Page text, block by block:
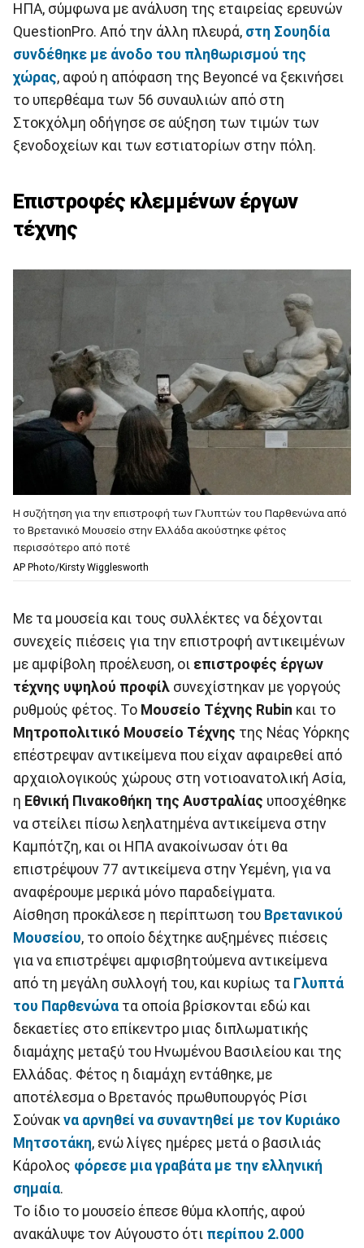
ΗΠΑ, σύμφωνα με ανάλυση της εταιρείας ερευνών
QuestionPro. Από την άλλη πλευρά, στη Σουηδία
συνδέθηκε με άνοδο του πληθωρισμού της
χώρας, αφού η απόφαση της Beyoncé να ξεκινήσει
το υπερθέαμα των 56 συναυλιών από στη
Στοκχόλμη οδήγησε σε αύξηση των τιμών των
ξενοδοχείων και των εστιατορίων στην πόλη.
Επιστροφές κλεμμένων έργων
τέχνης
Η συζήτηση για την επιστροφή των Γλυπτών του Παρθενώνα από
το Βρετανικό Μουσείο στην Ελλάδα ακούστηκε φέτος
περισσότερο από ποτέ
AP Photo/Kirsty Wigglesworth
Με τα μουσεία και τους συλλέκτες να δέχονται
συνεχείς πιέσεις για την επιστροφή αντικειμένων
με αμφίβολη προέλευση, οι επιστροφές έργων
τέχνης υψηλού προφίλ συνεχίστηκαν με γοργούς
ρυθμούς φέτος. Το Μουσείο Τέχνης Rubin και το
Μητροπολιτικό Μουσείο Τέχνης της Νέας Υόρκης
επέστρεψαν αντικείμενα που είχαν αφαιρεθεί από
αρχαιολογικούς χώρους στη νοτιοανατολική Ασία,
η Εθνική Πινακοθήκη της Αυστραλίας υποσχέθηκε
να στείλει πίσω λεηλατημένα αντικείμενα στην
Καμπότζη, και οι ΗΠΑ ανακοίνωσαν ότι θα
επιστρέψουν 77 αντικείμενα στην Υεμένη, για να
αναφέρουμε μερικά μόνο παραδείγματα.
Αίσθηση προκάλεσε η περίπτωση του Βρετανικού
Μουσείου, το οποίο δέχτηκε αυξημένες πιέσεις
για να επιστρέψει αμφισβητούμενα αντικείμενα
από τη μεγάλη συλλογή του, και κυρίως τα Γλυπτά
του Παρθενώνα τα οποία βρίσκονται εδώ και
δεκαετίες στο επίκεντρο μιας διπλωματικής
διαμάχης μεταξύ του Ηνωμένου Βασιλείου και της
Ελλάδας. Φέτος η διαμάχη εντάθηκε, με
αποτέλεσμα ο Βρετανός πρωθυπουργός Ρίσι
Σούνακ να αρνηθεί να συναντηθεί με τον Κυριάκο
Μητσοτάκη, ενώ λίγες ημέρες μετά ο βασιλιάς
Κάρολος φόρεσε μια γραβάτα με την ελληνική
σημαία.
Το ίδιο το μουσείο έπεσε θύμα κλοπής, αφού
ανακάλυψε τον Αύγουστο ότι περίπου 2.000